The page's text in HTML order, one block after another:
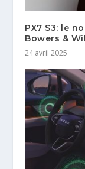
PX7 S3: le
Bowers &
24 avril 2025